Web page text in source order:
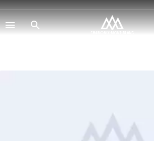
Direkt
zum
Inhalt